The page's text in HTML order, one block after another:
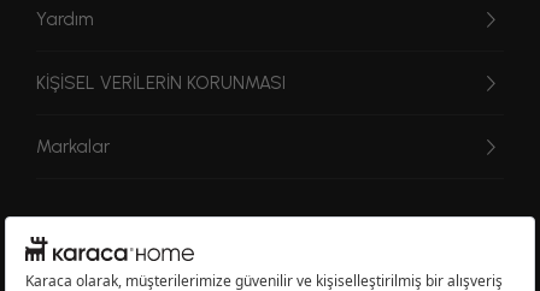
Yardım
KİŞİSEL VERİLERİN KORUNMASI
Markalar